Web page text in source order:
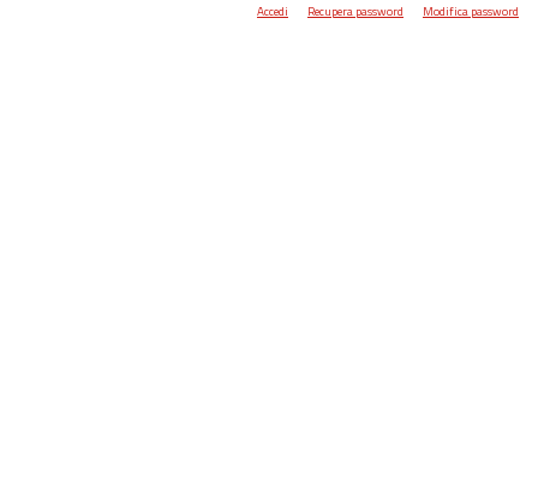
Accedi Recupera password Modifica password